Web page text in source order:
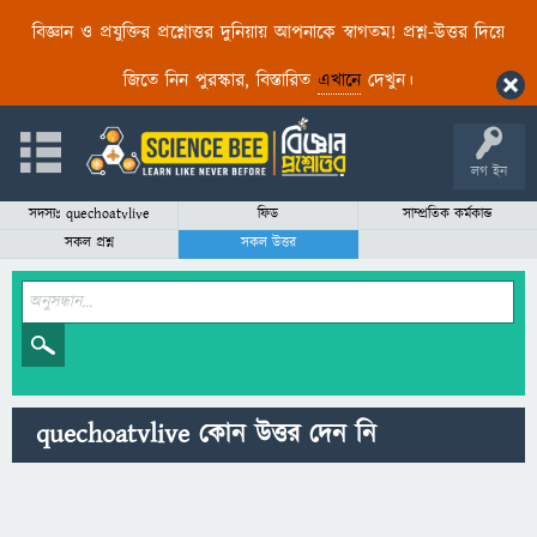
বিজ্ঞান ও প্রযুক্তির প্রশ্নোত্তর দুনিয়ায় আপনাকে স্বাগতম! প্রশ্ন-উত্তর দিয়ে
জিতে নিন পুরস্কার, বিস্তারিত এখানেদেখুন।
লগ ইন
সদস্যঃ quechoatvlive ফিড
সাম্প্রতিক কর্মকান্ড
সকল প্রশ্ন
সকল উত্তর
quechoatvlive কোন উত্তর দেন নি